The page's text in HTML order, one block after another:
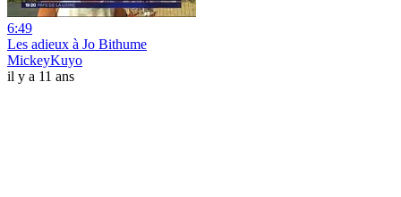
6:49
Les adieux à Jo Bithume
MickeyKuyo
il y a 11 ans